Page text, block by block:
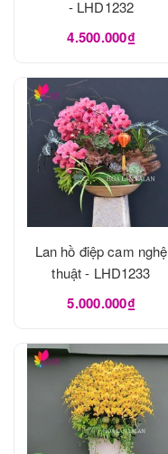
- LHD1232
4.500.000₫
Lan hồ điệp cam nghệ
thuật - LHD1233
5.000.000₫